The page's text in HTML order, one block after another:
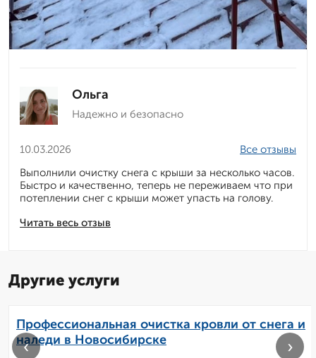
Ольга
Надежно и безопасно
10.03.2026
Читать весь отзыв
Все отзывы
Выполнили очистку снега с крыши за несколько часов.
Быстро и качественно, теперь не переживаем что при
потеплении снег с крыши может упасть на голову.
Другие услуги
Профессиональная очистка кровли от снега и
наледи в Новосибирске
‹ ›